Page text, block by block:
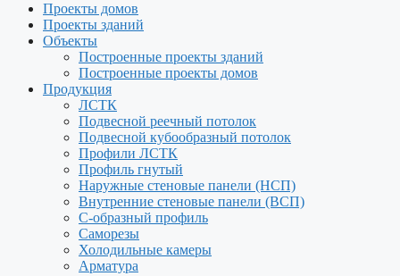
Проекты домов
Проекты зданий
Объекты
Построенные проекты зданий
Построенные проекты домов
Продукция
ЛСТК
Подвесной реечный потолок
Подвесной кубообразный потолок
Профили ЛСТК
Профиль гнутый
Наружные стеновые панели (НСП)
Внутренние стеновые панели (ВСП)
С-образный профиль
Саморезы
Холодильные камеры
Арматура